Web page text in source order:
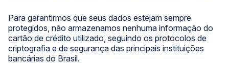
Para garantirmos que seus dados estejam sempre
protegidos, não armazenamos nenhuma informação do
cartão de crédito utilizado, seguindo os protocolos de
criptografia e de segurança das principais instituições
bancárias do Brasil.